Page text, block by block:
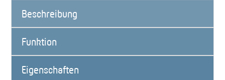
Beschreibung
Funktion
Eigenschaften